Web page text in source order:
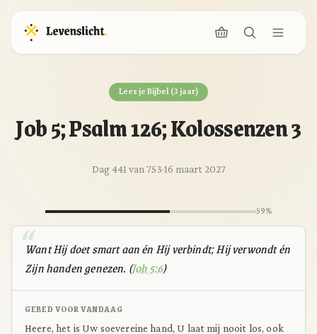
Lees je Bijbel (3 jaar)
Job 5; Psalm 126; Kolossenzen 3
Dag 441 van 753·16 maart 2027
59%
Want Hij doet smart aan én Hij verbindt; Hij verwondt én
Zijn handen genezen. (Job 5:6)
GEBED VOOR VANDAAG
Heere, het is Uw soevereine hand, U laat mij nooit los, ook